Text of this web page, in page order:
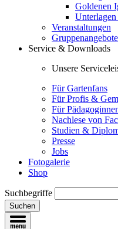
Goldenen
Veranstaltungen
Gruppenangebote
Service & Downloads
Unsere
Für Gartenfans
Für Profis &
Für
Nachlese von
Studien &
Presse
Jobs
Fotogalerie
Shop
Suchbegriffe
Suchen